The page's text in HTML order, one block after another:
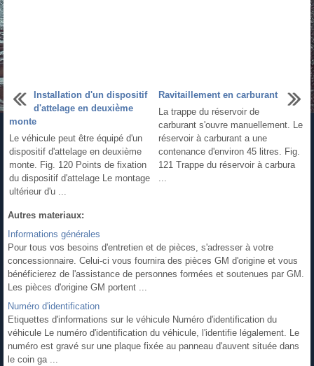
Installation d'un dispositif
d'attelage en deuxième
monte
Le véhicule peut être équipé d'un
dispositif d'attelage en deuxième
monte. Fig. 120 Points de fixation
du dispositif d'attelage Le montage
ultérieur d'u ...
Ravitaillement en carburant
La trappe du réservoir de
carburant s'ouvre manuellement. Le
réservoir à carburant a une
contenance d'environ 45 litres. Fig.
121 Trappe du réservoir à carbura
...
Autres materiaux:
Informations générales
Pour tous vos besoins d'entretien et de pièces, s'adresser à votre
concessionnaire. Celui-ci vous fournira des pièces GM d'origine et vous
bénéficierez de l'assistance de personnes formées et soutenues par GM.
Les pièces d'origine GM portent ...
Numéro d'identification
Etiquettes d'informations sur le véhicule Numéro d'identification du
véhicule Le numéro d'identification du véhicule, l'identifie légalement. Le
numéro est gravé sur une plaque fixée au panneau d'auvent située dans
le coin ga ...